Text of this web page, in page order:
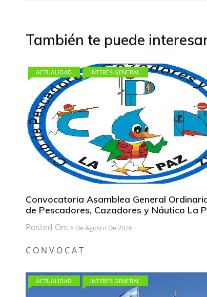
También te puede
ACTUALIDAD INTERÉS GENERAL
Convocatoria Asamblea General
de Pescadores, Cazadores y Náutico La
Posted On: 5 De Agosto De 2026
C O N V O C A T
ACTUALIDAD INTERÉS GENERAL